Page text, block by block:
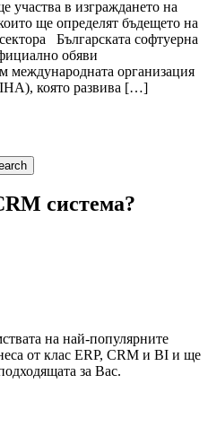
участва в изграждането на
ще определят бъдещето на
Българската софтуерна
обяви
международната организация
която развива […]
система?
на най-популярните
от клас ERP, CRM и BI и ще
за Вас.